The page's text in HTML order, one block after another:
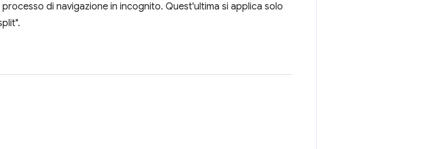
di navigazione in incognito. Quest'ultima si applica solo